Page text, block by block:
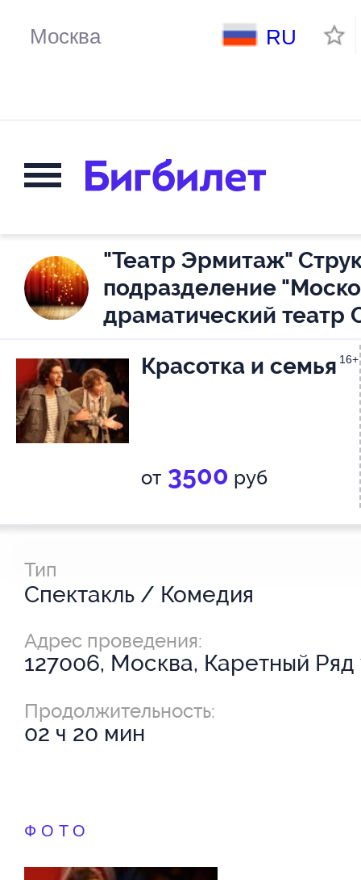
RU
"Театр Эрмитаж"
подразделение
драматический театр
Красотка и семья 16+
от 3500 руб
Тип
Спектакль / Комедия
Адрес проведения:
127006, Москва, Каретный Ряд
Продолжительность:
02 ч 20 мин
ФОТО